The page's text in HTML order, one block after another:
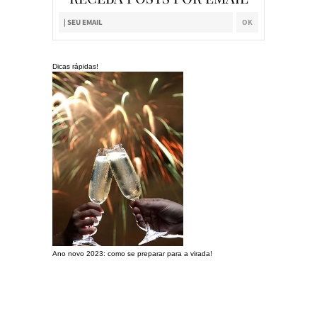
Dicas rápidas!
Ano novo 2023: como se preparar para a virada!